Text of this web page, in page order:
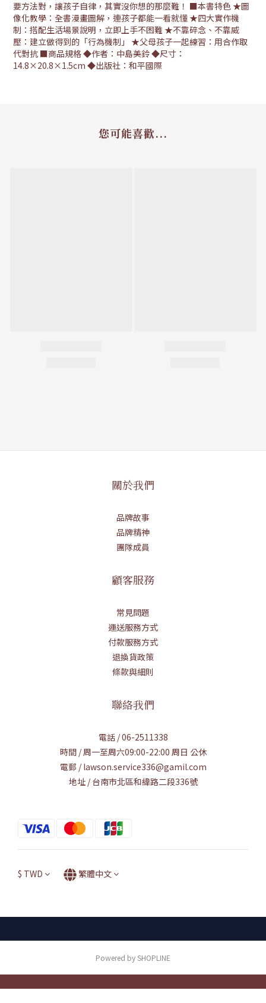
要方法對，讓孩子自律，其實沒你想的那麼難！ ■本書特色 ★圖
像化教學：全書漫畫圖解，連孩子都能一看就懂 ★四大實作機
制：搭配生活場景說明，立即上手不困難 ★不靠碎念、不靠威
壓：建立做得到的「行為機制」 ★父母孩子一起練習：用合作取
代對抗 ■商品規格 ◆作者：中島美鈴 ◆尺寸：
14.8×20.8×1.5cm ◆出版社：和平國際
您可能喜歡...
關於我們
品牌故事
品牌精神
團隊成員
顧客服務
常見問題
運送服務方式
付款服務方式
退換貨政策
條款與細則
聯絡我們
電話 / 06-2511338
時間 / 周一至周六09:00-22:00 周日 公休
電郵 / lawson.service336@gamil.com
地址 / 台南市北區和緯路二段336號
$ TWD 繁體中文
Powered by SHOPLINE